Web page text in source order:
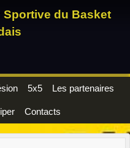
du Basket
5x5 Les partenaires
Contacts